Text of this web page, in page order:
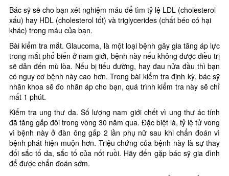
Bác sỹ sẽ cho bạn xét nghiệm máu để tìm tỷ lệ LDL (cholesterol
xấu) hay HDL (cholesterol tốt) và triglycerides (chất béo có hại
khác) trong máu của bạn.
Bài kiểm tra mắt. Glaucoma, là một loại bệnh gây gia tăng áp lực
trong mắt phổ biến ở nam giới, bệnh này nếu không được điều trị
sẽ dẫn đến mù lòa. Nếu bị tiểu đường, hay đau nửa đầu thì bạn
có nguy cơ bệnh này cao hơn. Trong bài kiểm tra định kỳ, bác sỹ
nhãn khoa sẽ đo nhãn áp cho bạn, quá trình kiểm tra này sẽ chỉ
mất 1 phút.
Kiểm tra ung thư da. Số lượng nam giới chết vì ung thư ác tính
đã tăng gấp đôi trong vòng 30 năm qua. Đặc biệt là, tỷ lệ tử vong
vì bệnh này ở đàn ông gấp 2 lần phụ nữ sau khi chẩn đoán vì
bệnh phát hiện muộn hơn. Triệu chứng của bệnh này là sự thay
đổi sắc tố da, sắc tố của nốt ruồi. Hãy đến gặp bác sỹ gia đình
để được chẩn đoán sớm.